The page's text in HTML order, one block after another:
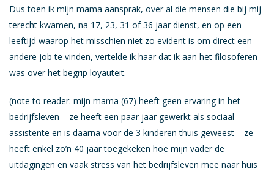
Dus toen ik mijn mama aansprak, over al die mensen die bij mij
terecht kwamen, na 17, 23, 31 of 36 jaar dienst, en op een
leeftijd waarop het misschien niet zo evident is om direct een
andere job te vinden, vertelde ik haar dat ik aan het filosoferen
was over het begrip loyauteit.
(note to reader: mijn mama (67) heeft geen ervaring in het
bedrijfsleven – ze heeft een paar jaar gewerkt als sociaal
assistente en is daarna voor de 3 kinderen thuis geweest – ze
heeft enkel zo’n 40 jaar toegekeken hoe mijn vader de
uitdagingen en vaak stress van het bedrijfsleven mee naar huis